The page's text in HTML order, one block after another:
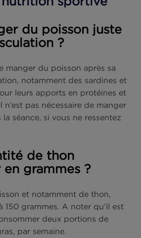
et certification.
de plus que nos poissons
pêche raisonnée sur nos côtes
Thon blanc au